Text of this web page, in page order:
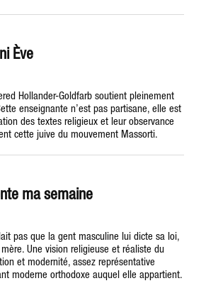
Ève
Hollander-Goldfarb soutient pleinement
enseignante n’est pas partisane, elle est
des textes religieux et leur observance
cette juive du mouvement Massorti.
ma semaine
pas que la gent masculine lui dicte sa loi,
Une vision religieuse et réaliste du
et modernité, assez représentative
moderne orthodoxe auquel elle appartient.